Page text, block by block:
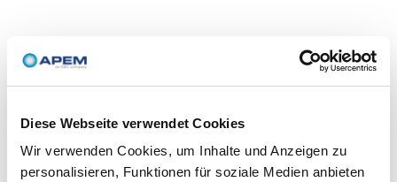
Diese Webseite verwendet Cookies
Wir verwenden Cookies, um Inhalte und Anzeigen zu
personalisieren, Funktionen für soziale Medien anbieten